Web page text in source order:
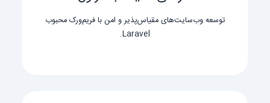
توسعه وب‌سایت‌های مقیاس‌پذیر و امن با فریم‌ورک محبوب
Laravel.